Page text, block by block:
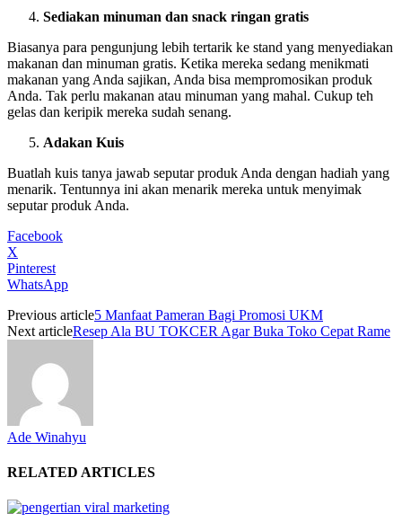
Sediakan minuman dan snack ringan gratis
Biasanya para pengunjung lebih tertarik ke stand yang menyediakan
makanan dan minuman gratis. Ketika mereka sedang menikmati
makanan yang Anda sajikan, Anda bisa mempromosikan produk
Anda. Tak perlu makanan atau minuman yang mahal. Cukup teh
gelas dan keripik mereka sudah senang.
Adakan Kuis
Buatlah kuis tanya jawab seputar produk Anda dengan hadiah yang
menarik. Tentunnya ini akan menarik mereka untuk menyimak
seputar produk Anda.
Facebook
X
Pinterest
WhatsApp
Previous article5 Manfaat Pameran Bagi Promosi UKM
Next articleResep Ala BU TOKCER Agar Buka Toko Cepat Rame
Ade Winahyu
RELATED ARTICLES